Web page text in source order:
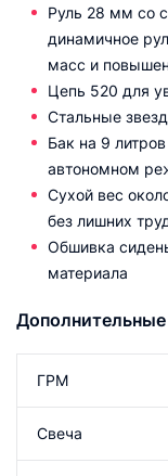
Руль 28 мм со
динамичное
масс и
Цепь 520 для
Стальные
Бак на 9
автономном
Сухой вес
без лишних
Обшивка
материала
Дополнительные
ГРМ
Свеча